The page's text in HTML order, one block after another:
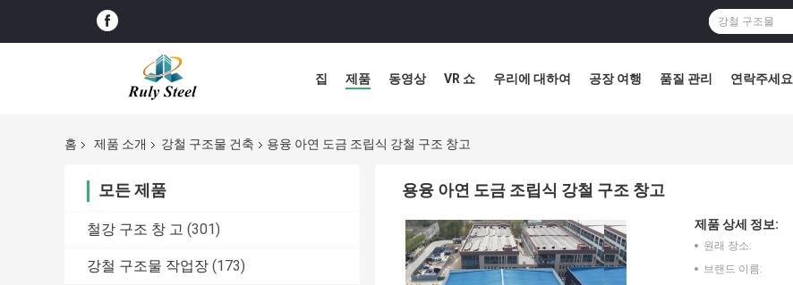
집 제품 동영상 VR 쇼 우리에 대하여 공장 여행 품질 관리 연락주세요
홈 제품 소개 강철 구조물 건축 용융 아연 도금 조립식 강철 구조 창고
모든 제품
철강 구조 창 고 (301)
강철 구조물 작업장 (173)
용융 아연 도금 조립식 강철 구조 창고
제품 상세 정보:
원래 장소:
브랜드 이름: